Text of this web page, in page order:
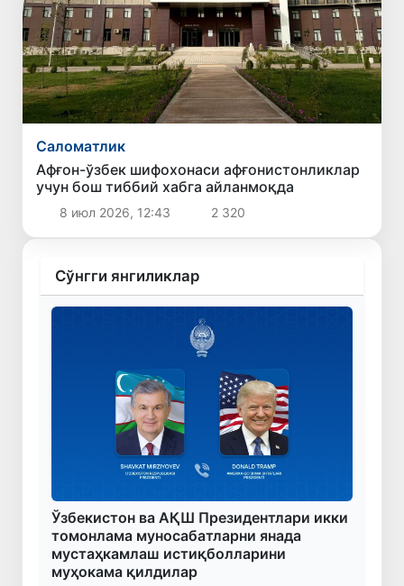
Саломатлик
Афғон-ўзбек шифохонаси афғонистонликлар
учун бош тиббий хабга айланмоқда
8 июл 2026, 12:43 2 320
Сўнгги янгиликлар
Ўзбекистон ва АҚШ Президентлари икки
томонлама муносабатларни янада
мустаҳкамлаш истиқболларини
муҳокама қилдилар